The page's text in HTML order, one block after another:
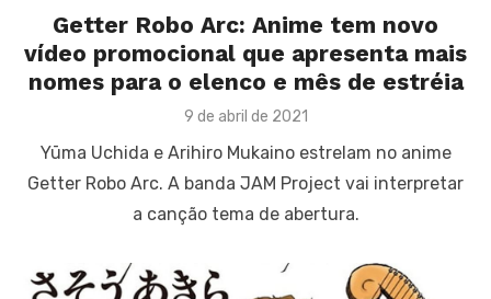
Getter Robo Arc: Anime tem novo
vídeo promocional que apresenta mais
nomes para o elenco e mês de estréia
Posted
9 de abril de 2021
Yūma Uchida e Arihiro Mukaino estrelam no anime
Getter Robo Arc. A banda JAM Project vai interpretar
a canção tema de abertura.